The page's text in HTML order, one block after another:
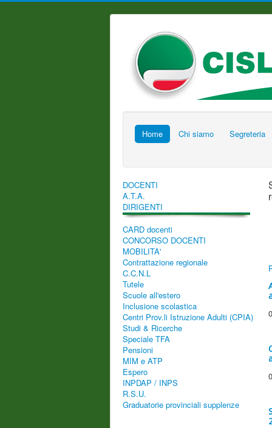
Home Chi siamo Segreteria
DOCENTI
A.T.A.
DIRIGENTI
CARD docenti
CONCORSO DOCENTI
MOBILITA'
Contrattazione regionale
C.C.N.L
Tutele
Scuole all'estero
Inclusione scolastica
Centri Prov.li Istruzione Adulti (CPIA)
Studi & Ricerche
Speciale TFA
Pensioni
MIM e ATP
Espero
INPDAP / INPS
R.S.U.
Graduatorie provinciali supplenze